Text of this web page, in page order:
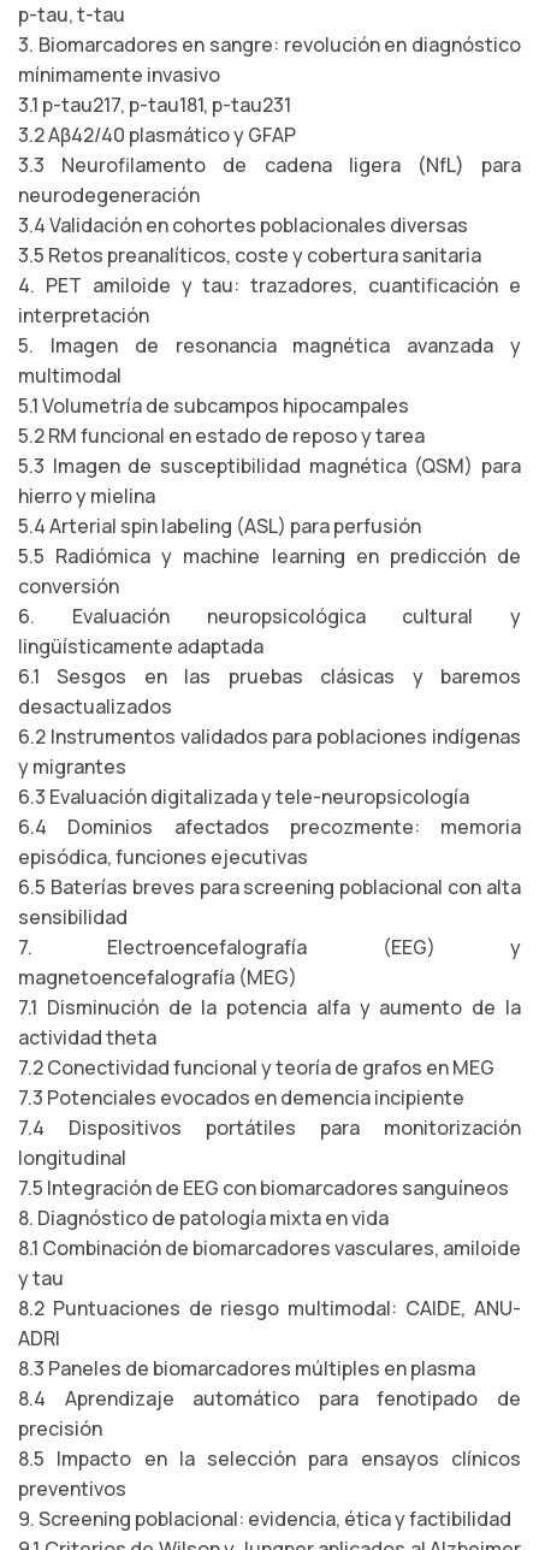
p-tau, t-tau
3. Biomarcadores en sangre: revolución en diagnóstico
mínimamente invasivo
3.1 p-tau217, p-tau181, p-tau231
3.2 Aβ42/40 plasmático y GFAP
3.3 Neurofilamento de cadena ligera (NfL) para
neurodegeneración
3.4 Validación en cohortes poblacionales diversas
3.5 Retos preanalíticos, coste y cobertura sanitaria
4. PET amiloide y tau: trazadores, cuantificación e
interpretación
5. Imagen de resonancia magnética avanzada y
multimodal
5.1 Volumetría de subcampos hipocampales
5.2 RM funcional en estado de reposo y tarea
5.3 Imagen de susceptibilidad magnética (QSM) para
hierro y mielina
5.4 Arterial spin labeling (ASL) para perfusión
5.5 Radiómica y machine learning en predicción de
conversión
6. Evaluación neuropsicológica cultural y
lingüísticamente adaptada
6.1 Sesgos en las pruebas clásicas y baremos
desactualizados
6.2 Instrumentos validados para poblaciones indígenas
y migrantes
6.3 Evaluación digitalizada y tele-neuropsicología
6.4 Dominios afectados precozmente: memoria
episódica, funciones ejecutivas
6.5 Baterías breves para screening poblacional con alta
sensibilidad
7. Electroencefalografía (EEG) y
magnetoencefalografía (MEG)
7.1 Disminución de la potencia alfa y aumento de la
actividad theta
7.2 Conectividad funcional y teoría de grafos en MEG
7.3 Potenciales evocados en demencia incipiente
7.4 Dispositivos portátiles para monitorización
longitudinal
7.5 Integración de EEG con biomarcadores sanguíneos
8. Diagnóstico de patología mixta en vida
8.1 Combinación de biomarcadores vasculares, amiloide
y tau
8.2 Puntuaciones de riesgo multimodal: CAIDE, ANU-
ADRI
8.3 Paneles de biomarcadores múltiples en plasma
8.4 Aprendizaje automático para fenotipado de
precisión
8.5 Impacto en la selección para ensayos clínicos
preventivos
9. Screening poblacional: evidencia, ética y factibilidad